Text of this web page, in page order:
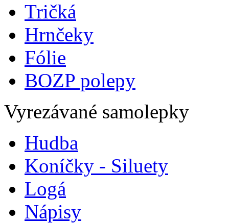
Tričká
Hrnčeky
Fólie
BOZP polepy
Vyrezávané samolepky
Hudba
Koníčky - Siluety
Logá
Nápisy